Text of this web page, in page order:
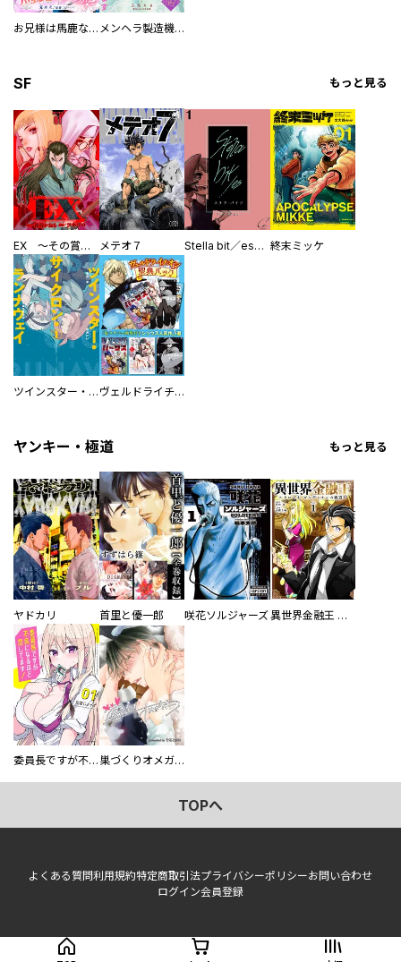
郎 ／永井豪
／文玲カナ ／猫草わた ／大樂よう ／餅田ぷり ／空山トキ ／五色安
味 ／伍長 ／モリエサトシ ／五色安未 ／小村あゆみ ／秋野桜花 ／
朱村咲 ／小菊路よう ／えびの ／関西だし ／麻生りーち ／泉庭花
／葉山桐 ／うさみひろ ／日永みう ／犬走炯 ／星野翼 ／こうちまん
がフェスティバル実行委員会 ／卯月ココ ／帆高晴海 ／こそうねず
み ／平坂はるか ／かずーほ。 ／がんばるとうふ ／見ル野栄司 ／ア
ビディ井上 ／常盤ギヨ
お兄様は馬鹿なんですか？～地味王女は婚約破棄に巻き込まれる～ メンヘラ製造機の公爵令息（過保護）が溺愛してきます
SF もっと見る
EX ～その賞金稼ぎは、世界の出口を探す～【単行本版】 メテオ７ Stella bit／es【単話版】 終末ミッケ
ツインスター・サイクロン・ランナウェイ ヴェルドライチオシ聖典パック 『転スラ』ミニ画集付き シリウス人気作３選
ヤンキー・極道 もっと見る
ヤドカリ 首里と優一郎 咲花ソルジャーズ 異世界金融王 ～クローネ・ゴルディオンの覇道～
委員長ですが不良になるほど恋してます！ 巣づくりオメガバース
TOPへ
よくある質問利用規約特定商取引法プライバシーポリシーお問い合わせ
ログイン会員登録